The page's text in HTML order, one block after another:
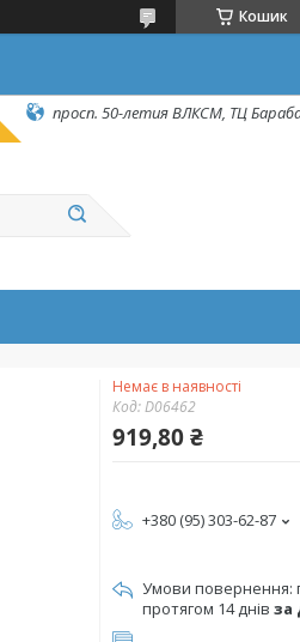
Кошик
просп. 50-летия ВЛКСМ, ТЦ
Немає в наявності
Код:D06462
919,80 ₴
+380 (95) 303-62-87
протягом 14 днів за